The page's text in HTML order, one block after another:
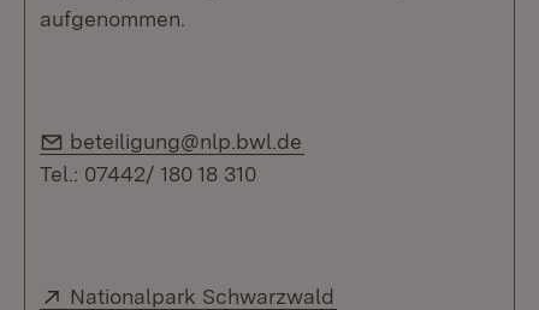
aufgenommen.
E-Mail:
beteiligung@nlp.bwl.de
Tel.: 07442/ 180 18 310
Extern:
Nationalpark Schwarzwald